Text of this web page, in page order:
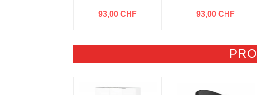
93,00 CHF 93,00 CHF